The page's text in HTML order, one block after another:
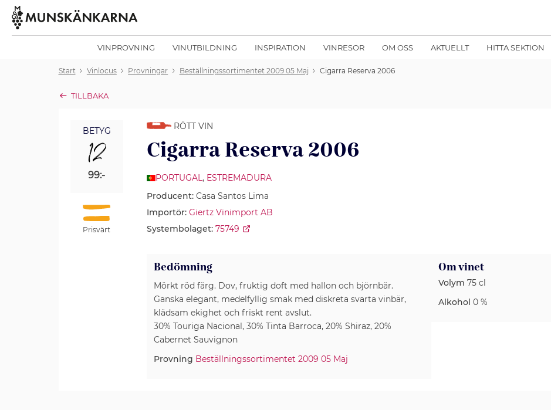
VINPROVNING VINUTBILDNING INSPIRATION VINRESOR OM OSS AKTUELLT HITTA SEKTION
Start Vinlocus Provningar Beställningssortimentet 2009 05 Maj Cigarra Reserva 2006
TILLBAKA
BETYG
12
99:-
Prisvärt
RÖTT VIN
Cigarra Reserva 2006
PORTUGAL, ESTREMADURA
Producent:Casa Santos Lima
Importör: Giertz Vinimport AB
Systembolaget: 75749
Bedömning
Mörkt röd färg. Dov, fruktig doft med hallon och björnbär.
Ganska elegant, medelfyllig smak med diskreta svarta vinbär,
klädsam ekighet och friskt rent avslut.
30% Touriga Nacional, 30% Tinta Barroca, 20% Shiraz, 20%
Cabernet Sauvignon
Provning Beställningssortimentet 2009 05 Maj
Om vinet
Volym 75 cl
Alkohol 0 %